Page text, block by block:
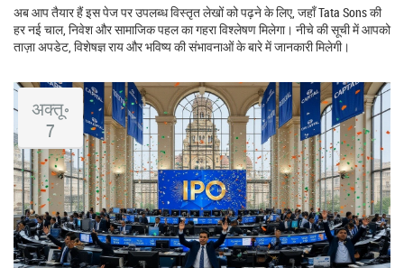
अब आप तैयार हैं इस पेज पर उपलब्ध विस्तृत लेखों को पढ़ने के लिए, जहाँ Tata Sons की
हर नई चाल, निवेश और सामाजिक पहल का गहरा विश्लेषण मिलेगा। नीचे की सूची में आपको
ताज़ा अपडेट, विशेषज्ञ राय और भविष्य की संभावनाओं के बारे में जानकारी मिलेगी।
अक्तू॰
7